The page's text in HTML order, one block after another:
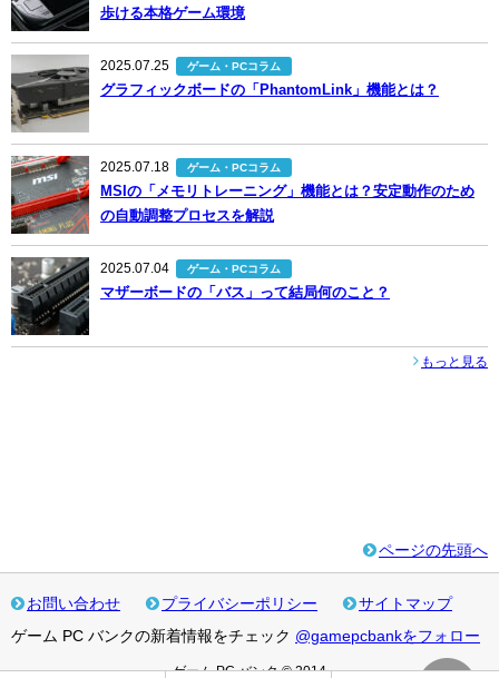
歩ける本格ゲーム環境
2025.07.25 ゲーム・PCコラム
グラフィックボードの「PhantomLink」機能とは？
2025.07.18 ゲーム・PCコラム
MSIの「メモリトレーニング」機能とは？安定動作のため
の自動調整プロセスを解説
2025.07.04 ゲーム・PCコラム
マザーボードの「バス」って結局何のこと？
もっと見る
ページの先頭へ
お問い合わせ プライバシーポリシー
サイトマップ
ゲーム PC バンクの新着情報をチェック @gamepcbankをフォロー
ゲーム PC バンク © 2014